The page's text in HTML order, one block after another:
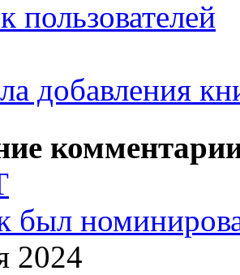
пользователей
добавления
был
2024